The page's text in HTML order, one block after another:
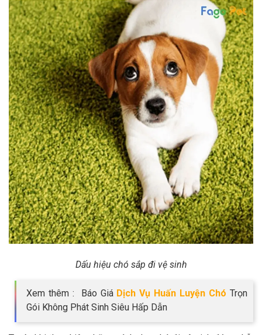
Dấu hiệu chó sắp đi vệ sinh
Xem thêm : Báo Giá Dịch Vụ Huấn Luyện ChóTrọn
Gói Không Phát Sinh Siêu Hấp Dẫn